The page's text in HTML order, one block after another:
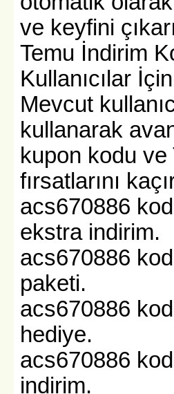
ve keyfini
Temu İndirim
Kullanıcılar İçin
Mevcut
kullanarak
kupon kodu
fırsatlarını
acs670886
ekstra indirim.
acs670886
paketi.
acs670886
hediye.
acs670886
indirim.